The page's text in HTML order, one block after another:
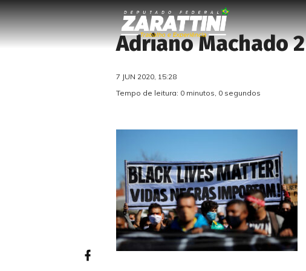
Adriano Machado 2
7 JUN 2020, 15:28
Tempo de leitura: 0 minutos, 0 segundos